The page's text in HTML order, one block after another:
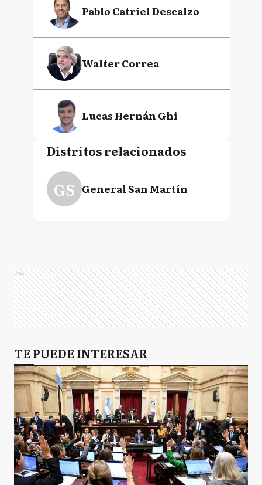
Pablo Catriel Descalzo
Walter Correa
Lucas Hernán Ghi
Cristina Álvarez
Rodríguez
Victoria Tolosa Paz
Distritos relacionados
GS General San Martín
Ads
TE PUEDE INTERESAR